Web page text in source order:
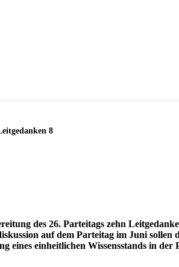
8
des 26. Parteitags zehn
auf dem Parteitag im Juni
eines einheitlichen Wissensstands in